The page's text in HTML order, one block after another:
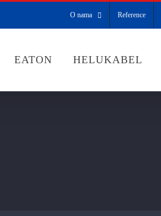
O nama Reference
EATON HELUKABEL